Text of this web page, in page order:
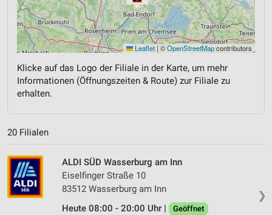
Leaflet | ©OpenStreetMapcontributors
Klicke auf das Logo der Filiale in der Karte, um mehr
Informationen (Öffnungszeiten & Route) zur Filiale zu
erhalten.
20 Filialen
❯
ALDI SÜD Wasserburg am Inn
Eiselfinger Straße 10
83512 Wasserburg am Inn
Heute 08:00 - 20:00 Uhr |
Geöffnet